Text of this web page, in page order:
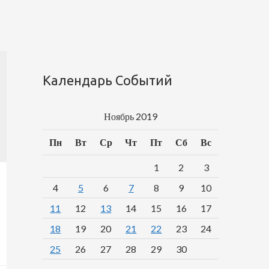
Календарь Событий
Ноябрь 2019
Пн Вт Ср Чт Пт Сб Вс
1 2
3
4
5 6 7 8 9
10
11
12 13 14 15 16
17
18
19 20 21 22 23
24
25
26 27 28 29 30